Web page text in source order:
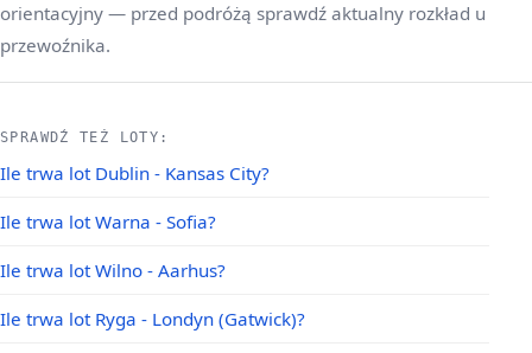
orientacyjny — przed podróżą sprawdź aktualny rozkład u
przewoźnika.
SPRAWDŹ TEŻ LOTY:
Ile trwa lot Dublin - Kansas City?
Ile trwa lot Warna - Sofia?
Ile trwa lot Wilno - Aarhus?
Ile trwa lot Ryga - Londyn (Gatwick)?